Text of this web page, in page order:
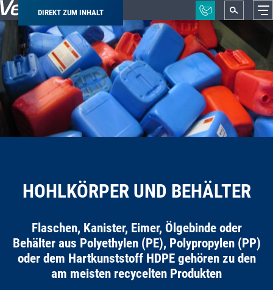
DIREKT ZUM INHALT
Pfadnavigation
HOHLKÖRPER UND BEHÄLTER
Flaschen, Kanister, Eimer, Ölgebinde oder
Behälter aus Polyethylen (PE), Polypropylen (PP)
oder dem Hartkunststoff HDPE gehören zu den
am meisten recycelten Produkten